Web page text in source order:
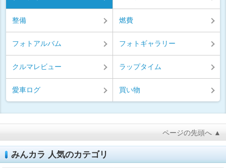
整備 燃費
フォトアルバム フォトギャラリー
クルマレビュー ラップタイム
愛車ログ 買い物
ページの先頭へ ▲
みんカラ 人気のカテゴリ